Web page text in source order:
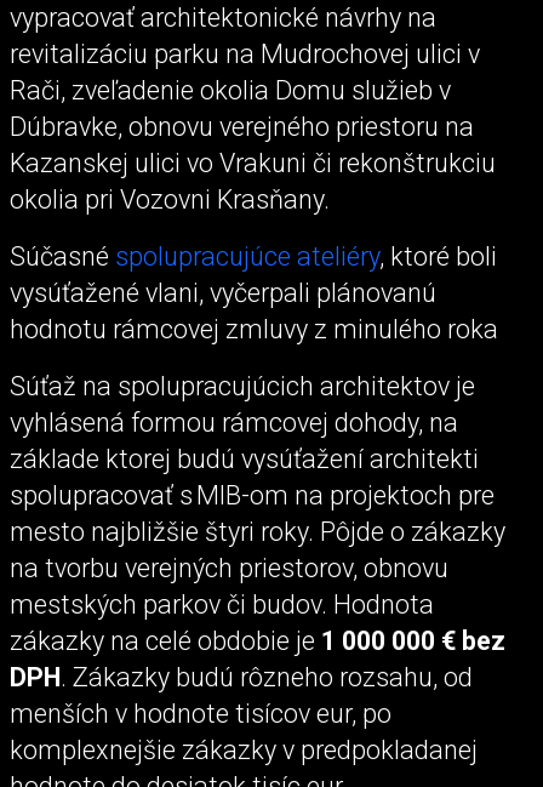
vypracovať architektonické návrhy na
revitalizáciu parku na Mudrochovej ulici v
Rači, zveľadenie okolia Domu služieb v
Dúbravke, obnovu verejného priestoru na
Kazanskej ulici vo Vrakuni či rekonštrukciu
okolia pri Vozovni Krasňany.
Súčasné spolupracujúce ateliéry, ktoré boli
vysúťažené vlani, vyčerpali plánovanú
hodnotu rámcovej zmluvy z minulého roka
Súťaž na spolupracujúcich architektov je
vyhlásená formou rámcovej dohody, na
základe ktorej budú vysúťažení architekti
spolupracovať s MIB-om na projektoch pre
mesto najbližšie štyri roky. Pôjde o zákazky
na tvorbu verejných priestorov, obnovu
mestských parkov či budov. Hodnota
zákazky na celé obdobie je 1 000 000 € bez
DPH . Zákazky budú rôzneho rozsahu, od
menších v hodnote tisícov eur, po
komplexnejšie zákazky v predpokladanej